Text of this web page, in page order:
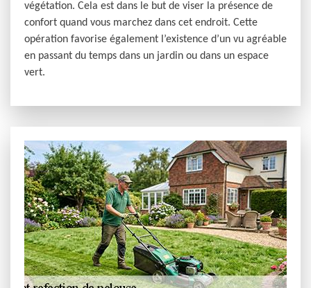
végétation. Cela est dans le but de viser la présence de
confort quand vous marchez dans cet endroit. Cette
opération favorise également l’existence d’un vu agréable
en passant du temps dans un jardin ou dans un espace
vert.